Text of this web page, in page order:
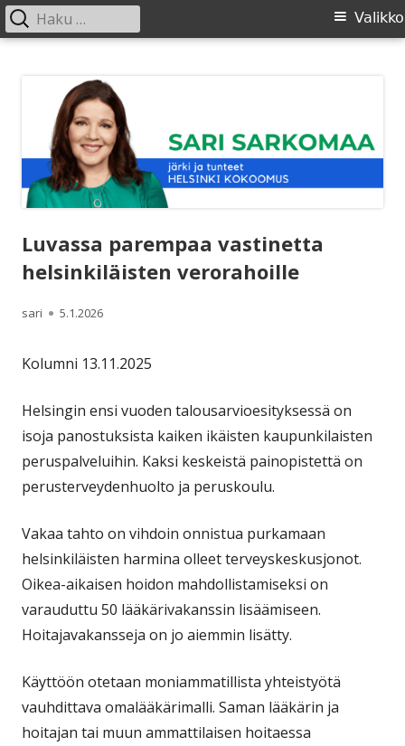
Ensisijainen
Valikko
Haku:
Luvassa parempaa vastinetta
helsinkiläisten verorahoille
Kirjoittaja
sari Julkaistu
5.1.2026
Kolumni 13.11.2025
Helsingin ensi vuoden talousarvioesityksessä on
isoja panostuksista kaiken ikäisten kaupunkilaisten
peruspalveluihin. Kaksi keskeistä painopistettä on
perusterveydenhuolto ja peruskoulu.
Vakaa tahto on vihdoin onnistua purkamaan
helsinkiläisten harmina olleet terveyskeskusjonot.
Oikea-aikaisen hoidon mahdollistamiseksi on
varauduttu 50 lääkärivakanssin lisäämiseen.
Hoitajavakansseja on jo aiemmin lisätty.
Käyttöön otetaan moniammatillista yhteistyötä
vauhdittava omalääkärimalli. Saman lääkärin ja
hoitajan tai muun ammattilaisen hoitaessa